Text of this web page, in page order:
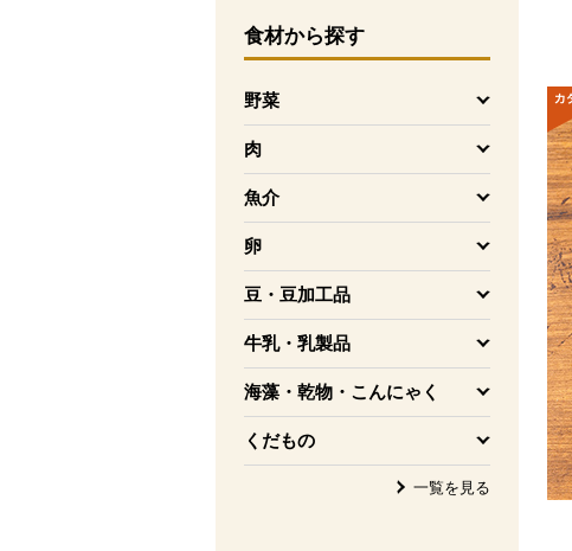
食材から探す
野菜
を開く
肉
を開く
魚介
を開く
卵
を開く
豆・豆加工品
を開く
牛乳・乳製品
を開く
海藻・乾物・こんにゃく
を開く
くだもの
を開く
一覧を見る